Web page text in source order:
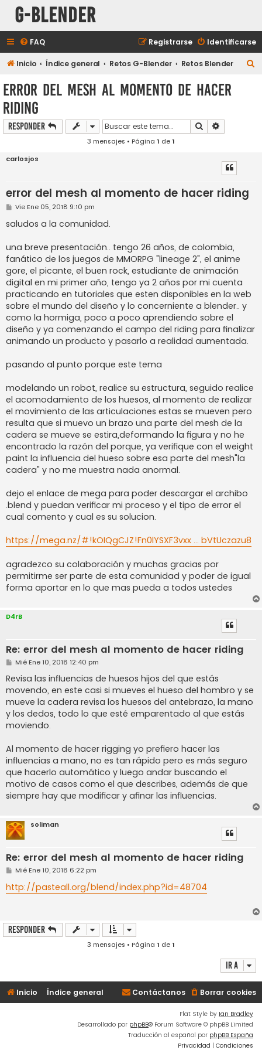
G-Blender
FAQ Identificarse
Registrarse
Inicio Índice general Retos G-Blender Retos Blender
error del mesh al momento de hacer
riding
Responder Buscar
3 mensajes • Página 1 de1
carlosjos
error del mesh al momento de hacer riding
M
n
s
j
e
Vie Ene 05, 2018 9:10 pm
saludos a la comunidad.
una breve presentación.. tengo 26 años, de colombia,
fanático de los juegos de MMORPG "lineage 2", el anime
gore, el picante, el buen rock, estudiante de animación
digital en mi primer año, tengo ya 2 años por mi cuenta
practicando en tutoriales que esten disponibles en la web
sobre el mundo del diseño y lo concerniente a blender.. y
como la hormiga, poco a poco aprendiendo sobre el
diseño y ya comenzando el campo del riding para finalizar
animando un producto y pasarlo a realidad aumentada.
pasando al punto porque este tema
modelando un robot, realice su estructura, seguido realice
el acomodamiento de los huesos, al momento de realizar
el movimiento de las articulaciones estas se mueven pero
resulta que si muevo un brazo una parte del mesh de la
cadera se mueve se estira,deformando la figura y no he
encontrado la razón del porque, ya verifique con el weight
paint la influencia del hueso sobre esa parte del mesh"la
cadera" y no me muestra nada anormal.
dejo el enlace de mega para poder descargar el archibo
.blend y puedan verificar mi proceso y el tipo de error el
cual comento y cual es su solucion.
https://mega.nz/#!kOIQgCJZ!Fn0lYSXF3vxx ... bVtUczazu8
agradezco su colaboración y muchas gracias por
permitirme ser parte de esta comunidad y poder de igual
forma aportar en lo que mas pueda a todos ustedes
D4rB
Re: error del mesh al momento de hacer riding
M
n
s
a
j
e
Mié Ene 10, 2018 12:40 pm
Revisa las influencias de huesos hijos del que estás
movendo, en este casi si mueves el hueso del hombro y se
mueve la cadera revisa los huesos del antebrazo, la mano
y los dedos, todo lo que esté emparentado al que estás
moviendo.
Al momento de hacer rigging yo prefiero hacer las
influencias a mano, no es tan rápido pero es más seguro
que hacerlo automático y luego andar buscando el
motivo de casos como el que describes, además de que
siempre hay que modificar y afinar las influencias.
soliman
Re: error del mesh al momento de hacer riding
M
n
s
Mié Ene 10, 2018 6:22 pm
http://pasteall.org/blend/index.php?id=48704
Responder
3 mensajes • Página 1 de1
Ir a
Inicio Índice general Borrar cookies
Contáctanos
Flat Style by Ian Bradley
Desarrollado por phpBB® Forum Software © phpBB Limited
Traducción al español por phpBB España
Privacidad | Condiciones